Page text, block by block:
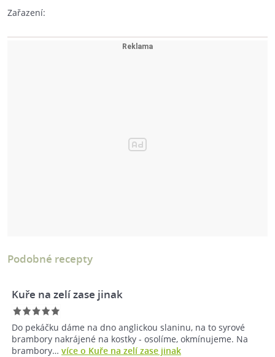
Zařazení:
Podobné recepty
Kuře na zelí zase jinak
Do pekáčku dáme na dno anglickou slaninu, na to syrové
brambory nakrájené na kostky - osolíme, okmínujeme. Na
brambory… více o Kuře na zelí zase jinak